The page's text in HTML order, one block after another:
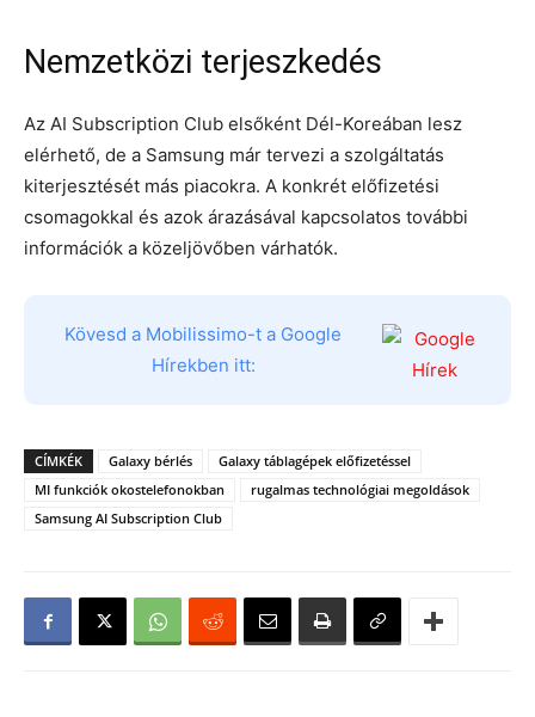
Nemzetközi terjeszkedés
Az AI Subscription Club elsőként Dél-Koreában lesz
elérhető, de a Samsung már tervezi a szolgáltatás
kiterjesztését más piacokra. A konkrét előfizetési
csomagokkal és azok árazásával kapcsolatos további
információk a közeljövőben várhatók.
Kövesd a Mobilissimo-t a Google
Hírekben itt:
CÍMKÉK Galaxy bérlés
Galaxy táblagépek előfizetéssel
MI funkciók okostelefonokban
rugalmas technológiai megoldások
Samsung AI Subscription Club